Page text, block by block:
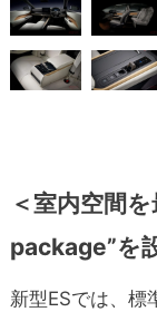
＜室内空間
package”を
新型ESでは、標